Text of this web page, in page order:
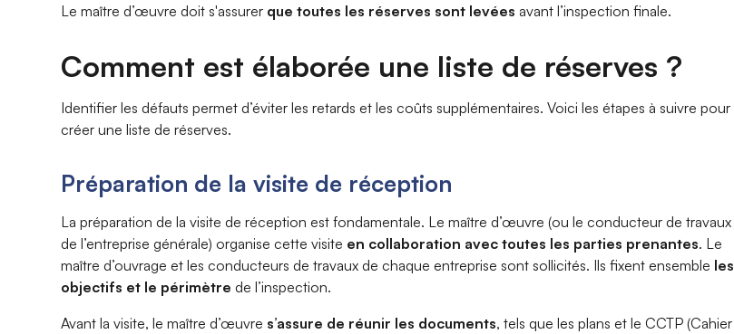
Le maître d’œuvre doit s'assurer que toutes les réserves sont levées avant l’inspection finale.
Comment est élaborée une liste de réserves ?
Identifier les défauts permet d’éviter les retards et les coûts supplémentaires. Voici les étapes à suivre pour
créer une liste de réserves.
Préparation de la visite de réception
La préparation de la visite de réception est fondamentale. Le maître d’œuvre (ou le conducteur de travaux
de l’entreprise générale) organise cette visite en collaboration avec toutes les parties prenantes. Le
maître d’ouvrage et les conducteurs de travaux de chaque entreprise sont sollicités. Ils fixent ensemble les
objectifs et le périmètre de l’inspection.
Avant la visite, le maître d’œuvre s’assure de réunir les documents, tels que les plans et le CCTP (Cahier